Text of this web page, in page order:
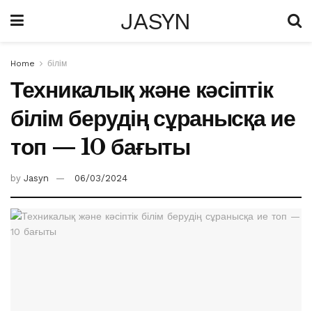
JASYN
Home білім
Техникалық және кәсіптік
білім берудің сұранысқа ие
топ — 10 бағыты
by Jasyn 06/03/2024